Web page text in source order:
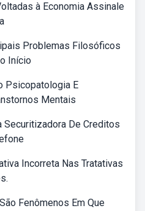
à Economia Assinale
Problemas Filosóficos
Início
Psicopatologia E
Mentais
Securitizadora De Creditos
Incorreta Nas Tratativas
Fenômenos Em Que